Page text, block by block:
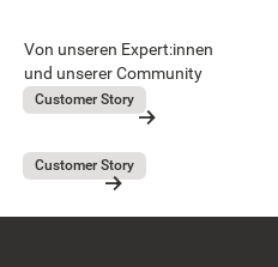
Von unseren Expert:innen
und unserer Community
July 31, 2026
Customer Story
Lieferando
Lieferando
July 31, 2026
Customer Story
Covivio
Covivio